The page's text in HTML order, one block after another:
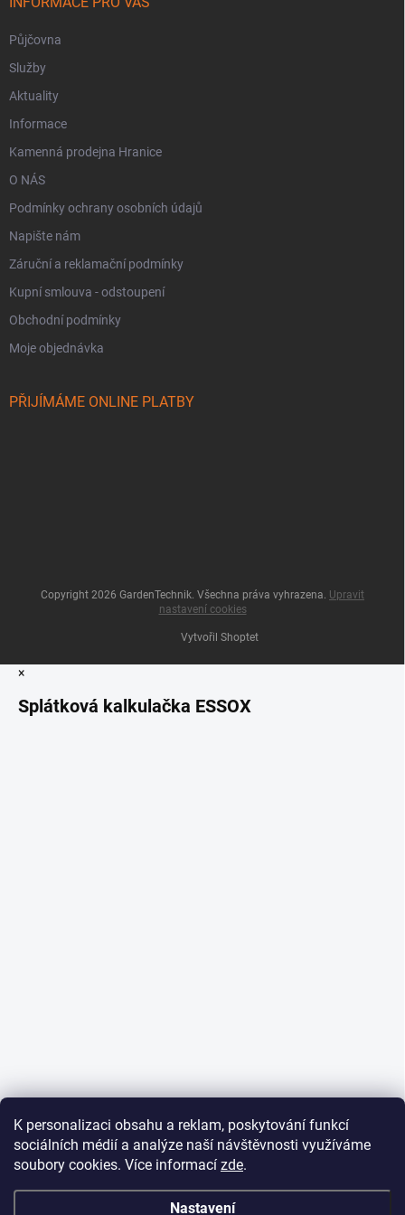
K personalizaci obsahu a reklam, poskytování funkcí
sociálních médií a analýze naší návštěvnosti využíváme
soubory cookies. Více informací zde.
Nastavení
Půjčovna
Služby
Aktuality
Informace
Kamenná prodejna Hranice
O NÁS
Podmínky ochrany osobních údajů
Napište nám
Záruční a reklamační podmínky
Kupní smlouva - odstoupení
Obchodní podmínky
Moje objednávka
PŘIJÍMÁME ONLINE PLATBY
Vytvořil Shoptet
Copyright 2026 GardenTechnik. Všechna práva vyhrazena. Upravit
nastavení cookies
×
Splátková kalkulačka ESSOX